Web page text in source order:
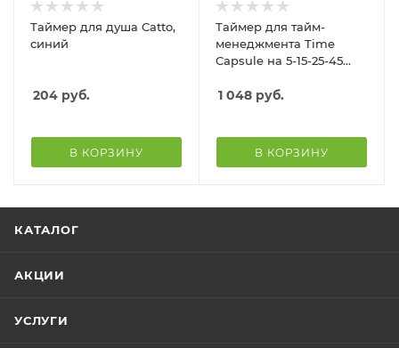
Таймер для душа Catto,
синий
204 руб.
В КОРЗИНУ
Таймер для тайм-
менеджмента Time
Capsule на 5-15-25-45
1 048 руб.
В КОРЗИНУ
КАТАЛОГ
АКЦИИ
УСЛУГИ